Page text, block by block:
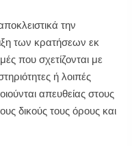
την
των κρατήσεων εκ
που σχετίζονται με
ή λοιπές
απευθείας στους
δικούς τους όρους και